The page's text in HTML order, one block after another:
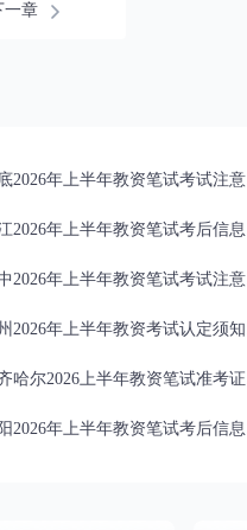
一章
2026年上半年教资笔试考试注意事项清单
年上半年教资笔试考后信息变更处理全攻略
2026年上半年教资笔试考试注意事项全攻略
2026年上半年教资考试认定须知大揭秘
哈尔2026上半年教资笔试准考证何时可打印？
2026年上半年教资笔试考后信息变更处理指南